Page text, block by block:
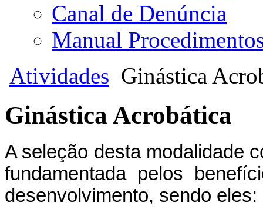
Canal de Denúncia
Manual
Atividades Ginástica
Ginástica Acrobática
A seleção desta modalidade
fundamentada pelos
desenvolvimento, sendo eles: